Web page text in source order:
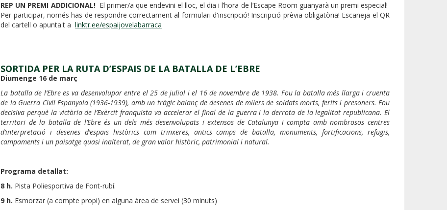
REP UN PREMI ADDICIONAL!El primer/a que endevini el lloc, el dia i l’hora de l’Escape Room guanyarà un premi especial!
Per participar, només has de respondre correctament al formulari d'inscripció! Inscripció prèvia obligatòria! Escaneja el QR
del cartell o apunta't alinktr.ee/espaijovelabarraca
SORTIDA PER LA RUTA D’ESPAIS DE LA BATALLA DE L’EBRE
Diumenge 16 de març
La batalla de l’Ebre es va desenvolupar entre el 25 de juliol i el 16 de novembre de 1938. Fou la batalla més llarga i cruenta
de la Guerra Civil Espanyola (1936-1939), amb un tràgic balanç de desenes de milers de soldats morts, ferits i presoners. Fou
decisiva perquè la victòria de l’Exèrcit franquista va accelerar el final de la guerra i la derrota de la legalitat republicana. El
territori de la batalla de l’Ebre és un dels més desenvolupats i extensos de Catalunya i compta amb nombrosos centres
d’interpretació i desenes d’espais històrics com trinxeres, antics camps de batalla, monuments, fortificacions, refugis,
campaments i un paisatge quasi inalterat, de gran valor històric, patrimonial i natural.
Programa detallat:
8 h. Pista Poliesportiva de Font-rubí.
9 h. Esmorzar (a compte propi) en alguna àrea de servei (30 minuts)